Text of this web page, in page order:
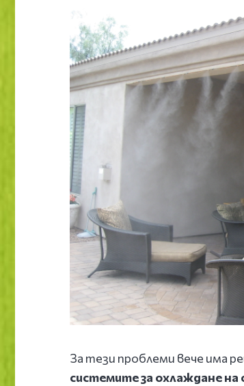
За тези проблеми вече има
системите за охлаждане